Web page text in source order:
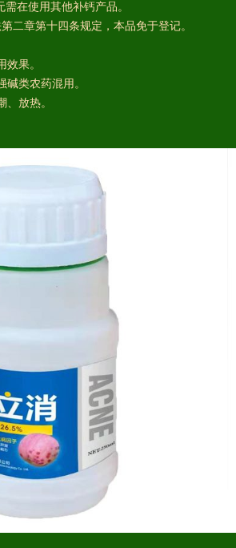
在使用其他补钙产品。
二章第十四条规定，本品免于登记。
果。
类农药混用。
放热。